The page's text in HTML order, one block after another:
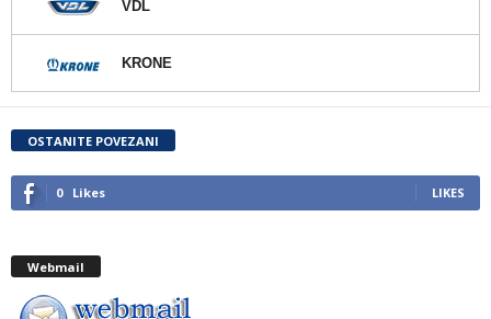
VDL
KRONE
OSTANITE POVEZANI
0 Likes LIKES
Webmail